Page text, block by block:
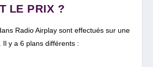
LE PRIX ?
Radio Airplay sont effectués sur une
Il y a 6 plans différents :